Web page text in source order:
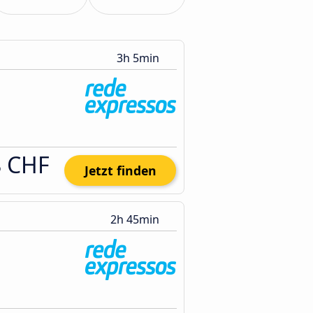
3h 5min
CHF Jetzt finden
2h 45min